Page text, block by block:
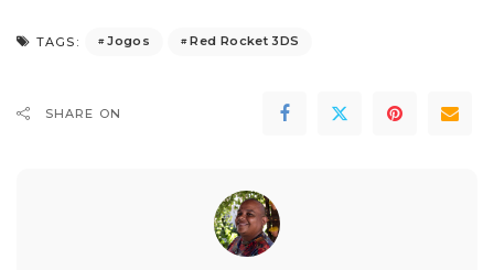
TAGS: Jogos Red Rocket 3DS
SHARE ON